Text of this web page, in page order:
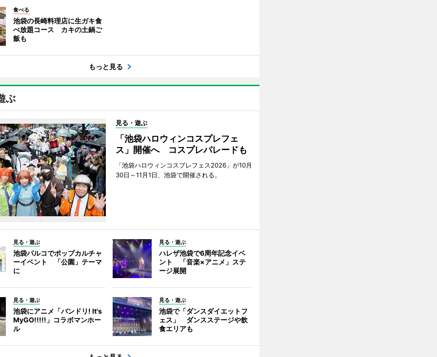
食べる
池袋の長崎料理店に生ガキ食
べ放題コース カキの土鍋ご
飯も
もっと見る
ぶ
見る・遊ぶ
「池袋ハロウィンコスプレフェ
ス」開催へ コスプレパレードも
「池袋ハロウィンコスプレフェス2026」が10月
30日～11月1日、池袋で開催される。
見る・遊ぶ
池袋パルコでポップカルチャ
ーイベント 「公園」テーマ
に
見る・遊ぶ
ハレザ池袋で6周年記念イベ
ント 「音楽×アニメ」ステ
ージ展開
見る・遊ぶ
池袋にアニメ「バンドリ! It's
MyGO!!!!!」コラボマンホー
ル
見る・遊ぶ
池袋で「ダンスダイエットフ
ェス」 ダンスステージや飲
食エリアも